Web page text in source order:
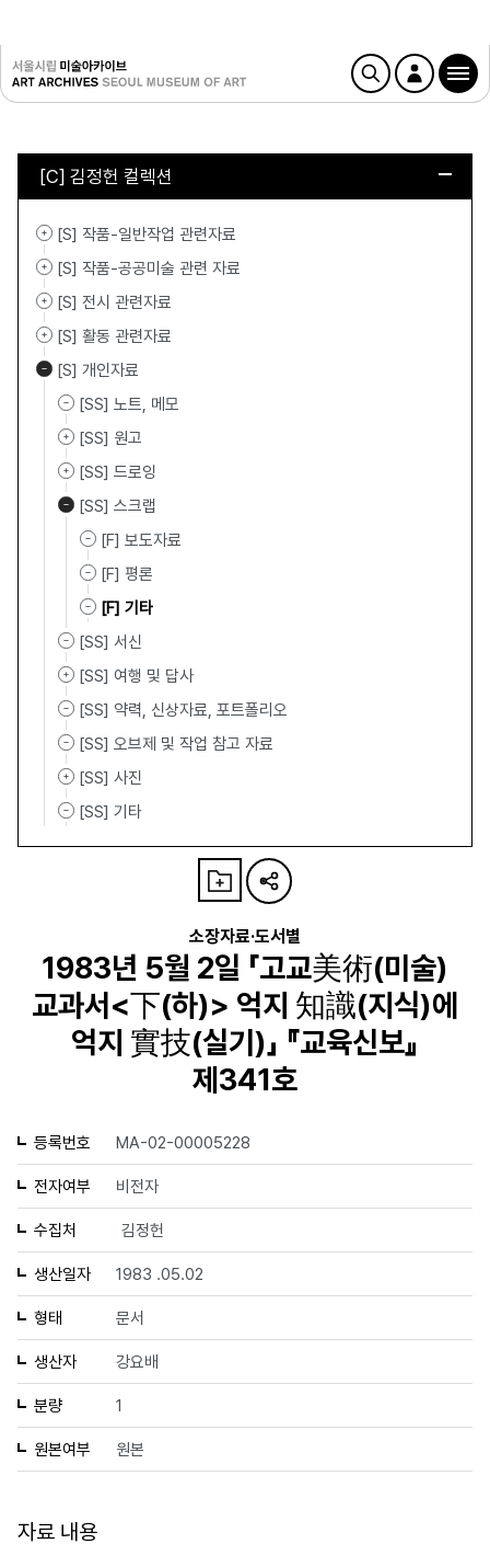
[C] 김정헌 컬렉션
[S] 작품-일반작업 관련자료
[S] 작품-공공미술 관련 자료
[S] 전시 관련자료
[S] 활동 관련자료
[S] 개인자료
[SS] 노트, 메모
[SS] 원고
[SS] 드로잉
[SS] 스크랩
[F] 보도자료
[F] 평론
[F] 기타
[SS] 서신
[SS] 여행 및 답사
[SS] 약력, 신상자료, 포트폴리오
[SS] 오브제 및 작업 참고 자료
[SS] 사진
[SS] 기타
소장자료·도서별
1983년 5월 2일 「고교美術(미술)
교과서<下(하)> 억지 知識(지식)에
억지 實技(실기)」 『교육신보』
제341호
등록번호 MA-02-00005228
전자여부 비전자
수집처 김정헌
생산일자 1983 .05.02
형태 문서
생산자 강요배
분량 1
원본여부 원본
자료 내용